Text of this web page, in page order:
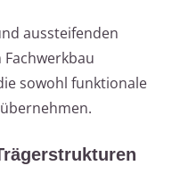
aussteifenden
sowohl funktionale